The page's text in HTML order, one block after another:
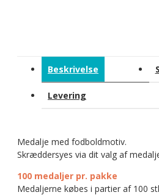
Beskrivelse
Levering
Medalje med fodboldmotiv.
Skræddersyes via dit valg af
100 medaljer pr. pakke
Medaljerne købes i partier af 100